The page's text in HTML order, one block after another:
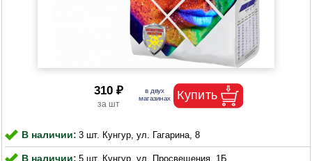
310 ₽
В наличии: 3 шт. Кунгур, ул. Гагарина, 8
В наличии: 5 шт. Кунгур, ул. Просвещения, 1Б